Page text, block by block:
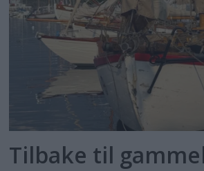
Tilbake til